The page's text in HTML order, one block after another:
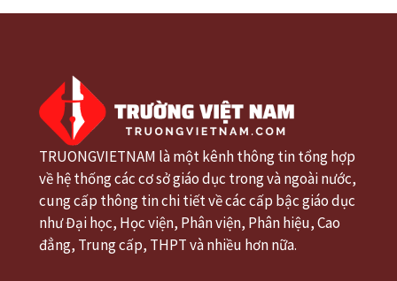
TRUONGVIETNAM là một kênh thông tin tổng hợp
về hệ thống các cơ sở giáo dục trong và ngoài nước,
cung cấp thông tin chi tiết về các cấp bậc giáo dục
như Đại học, Học viện, Phân viện, Phân hiệu, Cao
đẳng, Trung cấp, THPT và nhiều hơn nữa.